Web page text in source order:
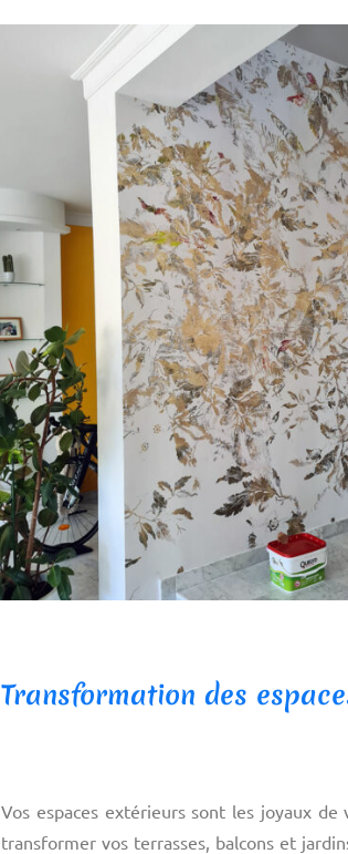
Transformation des
Vos espaces extérieurs sont les joyaux
transformer vos terrasses, balcons et